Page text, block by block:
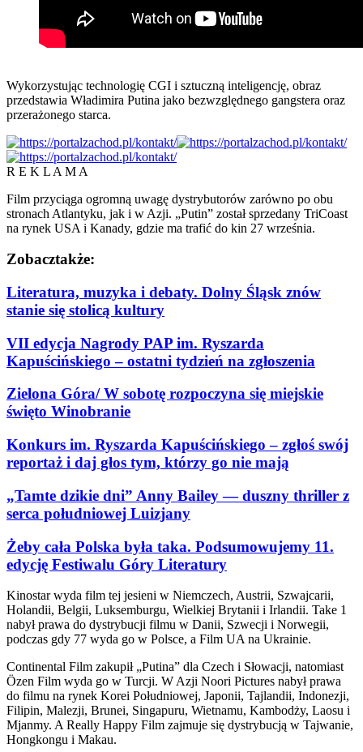
Wykorzystując technologię CGI i sztuczną inteligencję, obraz
przedstawia Władimira Putina jako bezwzględnego gangstera oraz
przerażonego starca.
R E K L A M A
Film przyciąga ogromną uwagę dystrybutorów zarówno po obu
stronach Atlantyku, jak i w Azji. „Putin” został sprzedany TriCoast
na rynek USA i Kanady, gdzie ma trafić do kin 27 września.
Zobacztakże:
Literatura, muzyka i debaty. Dolny Śląsk znów
stanie się stolicą kultury
VII edycja Nagrody PAP im. Ryszarda
Kapuścińskiego – ostatni tydzień na zgłoszenia
Zielona Góra/ W sobotę rozpoczyna się miejskie
święto Winobranie
Konkurs im. Ryszarda Kapuścińskiego – zgłoś swój
reportaż i daj głos tym, którzy go nie mają
„Tamte dzikie dni” Anny Bailey — duszny thriller z
serca południowej Luizjany
Żeby cała Polska była taka. Podsumowujemy 11.
edycję Festiwalu Góry Literatury
Kinostar wyda film tej jesieni w Niemczech, Austrii, Szwajcarii,
Holandii, Belgii, Luksemburgu, Wielkiej Brytanii i Irlandii. Take 1
nabył prawa do dystrybucji filmu w Danii, Szwecji i Norwegii,
podczas gdy 77 wyda go w Polsce, a Film UA na Ukrainie.
Continental Film zakupił „Putina” dla Czech i Słowacji, natomiast
Özen Film wyda go w Turcji. W Azji Noori Pictures nabył prawa
do filmu na rynek Korei Południowej, Japonii, Tajlandii, Indonezji,
Filipin, Malezji, Brunei, Singapuru, Wietnamu, Kambodży, Laosu i
Mjanmy. A Really Happy Film zajmuje się dystrybucją w Tajwanie,
Hongkongu i Makau.